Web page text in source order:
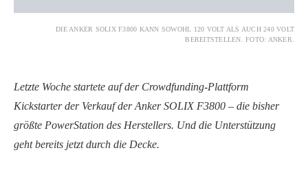
DIE ANKER SOLIX F3800 KANN SOWOHL 120 VOLT ALS AUCH 240 VOLT
BEREITSTELLEN. FOTO: ANKER.
Letzte Woche startete auf der Crowdfunding-Plattform
Kickstarter der Verkauf der Anker SOLIX F3800 – die bisher
größte PowerStation des Herstellers. Und die Unterstützung
geht bereits jetzt durch die Decke.